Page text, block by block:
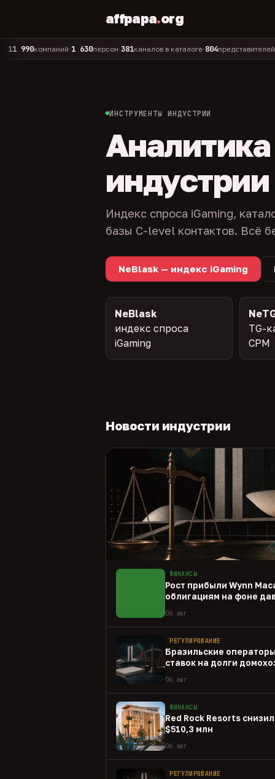
affpapa.org
компаний•1 630персон•381каналов в каталоге•804представителей•325
ИНСТРУМЕНТЫ ИНДУСТРИИ
индустрии
Индекс спроса iGaming,
базы C-level контактов. Всё
NeBlask — индекс iGaming
NeBlask
индекс спроса
iGaming
TG-
CPM
Новости индустрии
ФИНАНСЫ
Рост прибыли Wynn
облигациям на фоне
06 авг
РЕГУЛИРОВАНИЕ
Бразильские
ставок на долги
06 авг
ФИНАНСЫ
Red Rock Resorts
$510,3 млн
06 авг
РЕГУЛИРОВАНИЕ